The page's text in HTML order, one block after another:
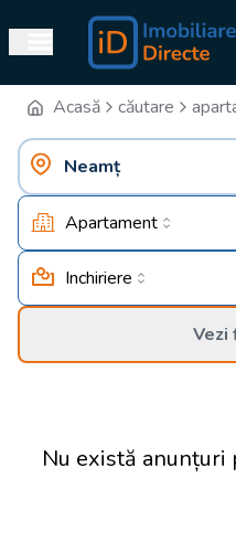
Acasă căutare
Apartament
Inchiriere
Nu există anunțuri